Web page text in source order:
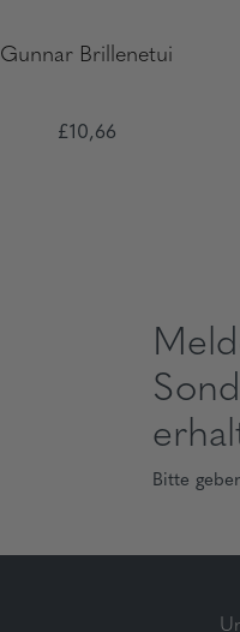
Gunnar Brillenetui
£10,66
Bitte